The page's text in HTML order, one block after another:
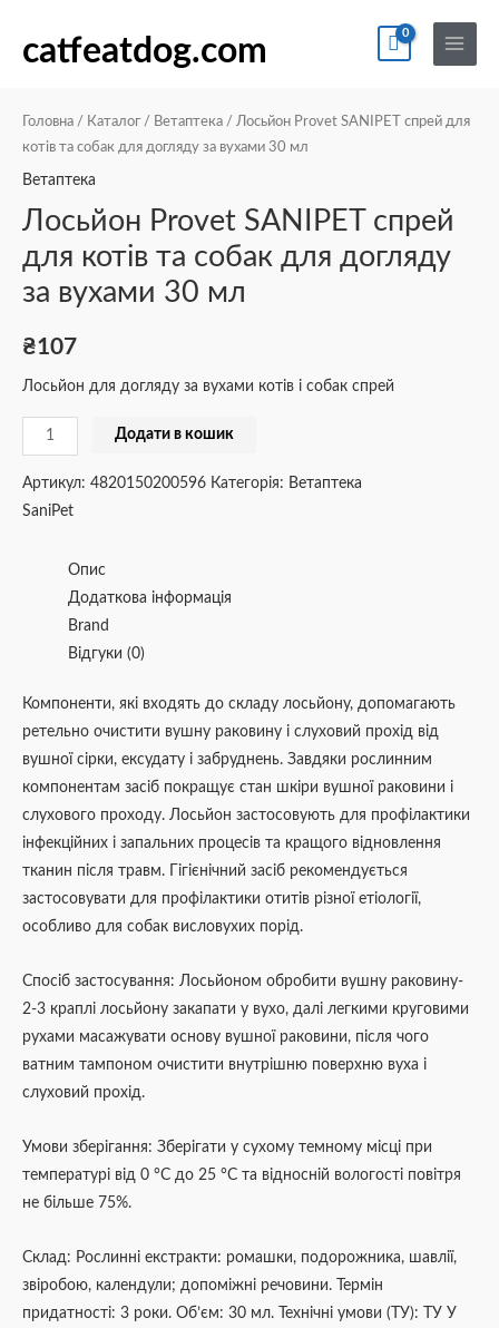
catfeatdog.com
Main
Menu
Головна / Каталог / Ветаптека / Лосьйон Provet SANIPET спрей для
котів та собак для догляду за вухами 30 мл
Ветаптека
Лосьйон Provet SANIPET спрей
для котів та собак для догляду
за вухами 30 мл
₴107
Лосьйон для догляду за вухами котів і собак спрей
Лосьйон
Provet
спрей
для
котів
собак
для
догляду
вухами
кількість
Додати в кошик
Артикул: 4820150200596 Категорія: Ветаптека
SaniPet
Опис
Додаткова інформація
Brand
Відгуки (0)
Компоненти, які входять до складу лосьйону, допомагають
ретельно очистити вушну раковину і слуховий прохід від
вушної сірки, ексудату і забруднень. Завдяки рослинним
компонентам засіб покращує стан шкіри вушної раковини і
слухового проходу. Лосьйон застосовують для профілактики
інфекційних і запальних процесів та кращого відновлення
тканин після травм. Гігієнічний засіб рекомендується
застосовувати для профілактики отитів різної етіології,
особливо для собак висловухих порід.
Спосіб застосування: Лосьйоном обробити вушну раковину-
2-3 краплі лосьйону закапати у вухо, далі легкими круговими
рухами масажувати основу вушної раковини, після чого
ватним тампоном очистити внутрішню поверхню вуха і
слуховий прохід.
Умови зберігання: Зберігати у сухому темному місці при
температурі від 0 °С до 25 °С та відносній вологості повітря
не більше 75%.
Склад: Рослинні екстракти: ромашки, подорожника, шавлії,
звіробою, календули; допоміжні речовини. Термін
придатності: 3 роки. Об’єм: 30 мл. Технічні умови (ТУ): ТУ У